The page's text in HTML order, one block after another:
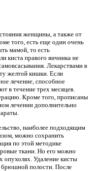
женщины, а также от
того, есть еще один очень
мамой, то есть
киста правого яичника не
Лекарствами в
желтой кишки. Если
лечение, способное
в течение трех месяцев.
Кроме того, прописаны
лечении дополнительно
наиболее подходящим
можно сохранить
по этой методике
ткани. Но его можно
опухолях. Удаление кисты
брюшной полости. После